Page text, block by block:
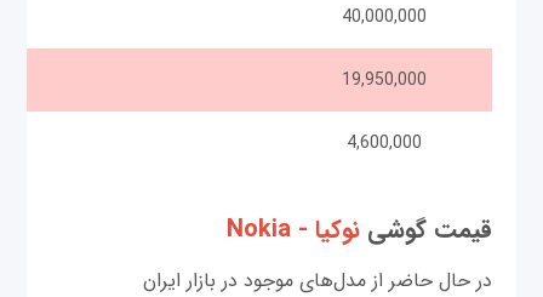
40,000,000
19,950,000
4,600,000
قیمت گوشی‌ نوکیا - Nokia
در حال حاضر از مدل‌های موجود در بازار ایران